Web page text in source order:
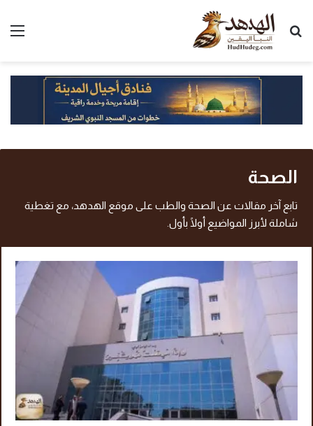
بحث عن
الصحة
تابع آخر مقالات عن الصحة والطب على موقع الهدهد، مع تغطية
شاملة لأبرز المواضيع أولًا بأول.